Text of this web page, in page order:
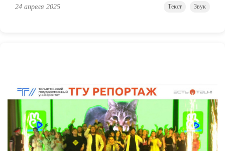
24 апреля 2025 Текст Звук